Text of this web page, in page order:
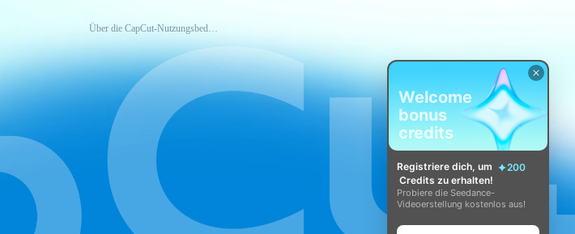
Über die CapCut-Nutzungsbedingungen
Welcome
bonus
credits
Registriere dich, um
200
Credits zu erhalten!
Probiere die Seedance-
Videoerstellung kostenlos aus!